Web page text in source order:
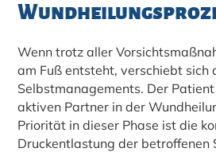
Wenn trotz aller
am Fuß entsteht, verschiebt sich
Selbstmanagements. Der
aktiven Partner in der
Priorität in dieser Phase ist die
Druckentlastung der betroffenen